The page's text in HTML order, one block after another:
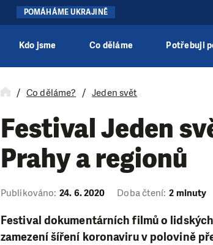
POMÁHÁME UKRAJINĚ
Kdo jsme Co děláme Potřebuji
Co děláme? Jeden svět
Festival Jeden
Prahy a regionů
Publikováno: 24. 6. 2020 Doba čtení: 2 minuty
Festival dokumentárních filmů o
zamezení šíření koronaviru v polovině